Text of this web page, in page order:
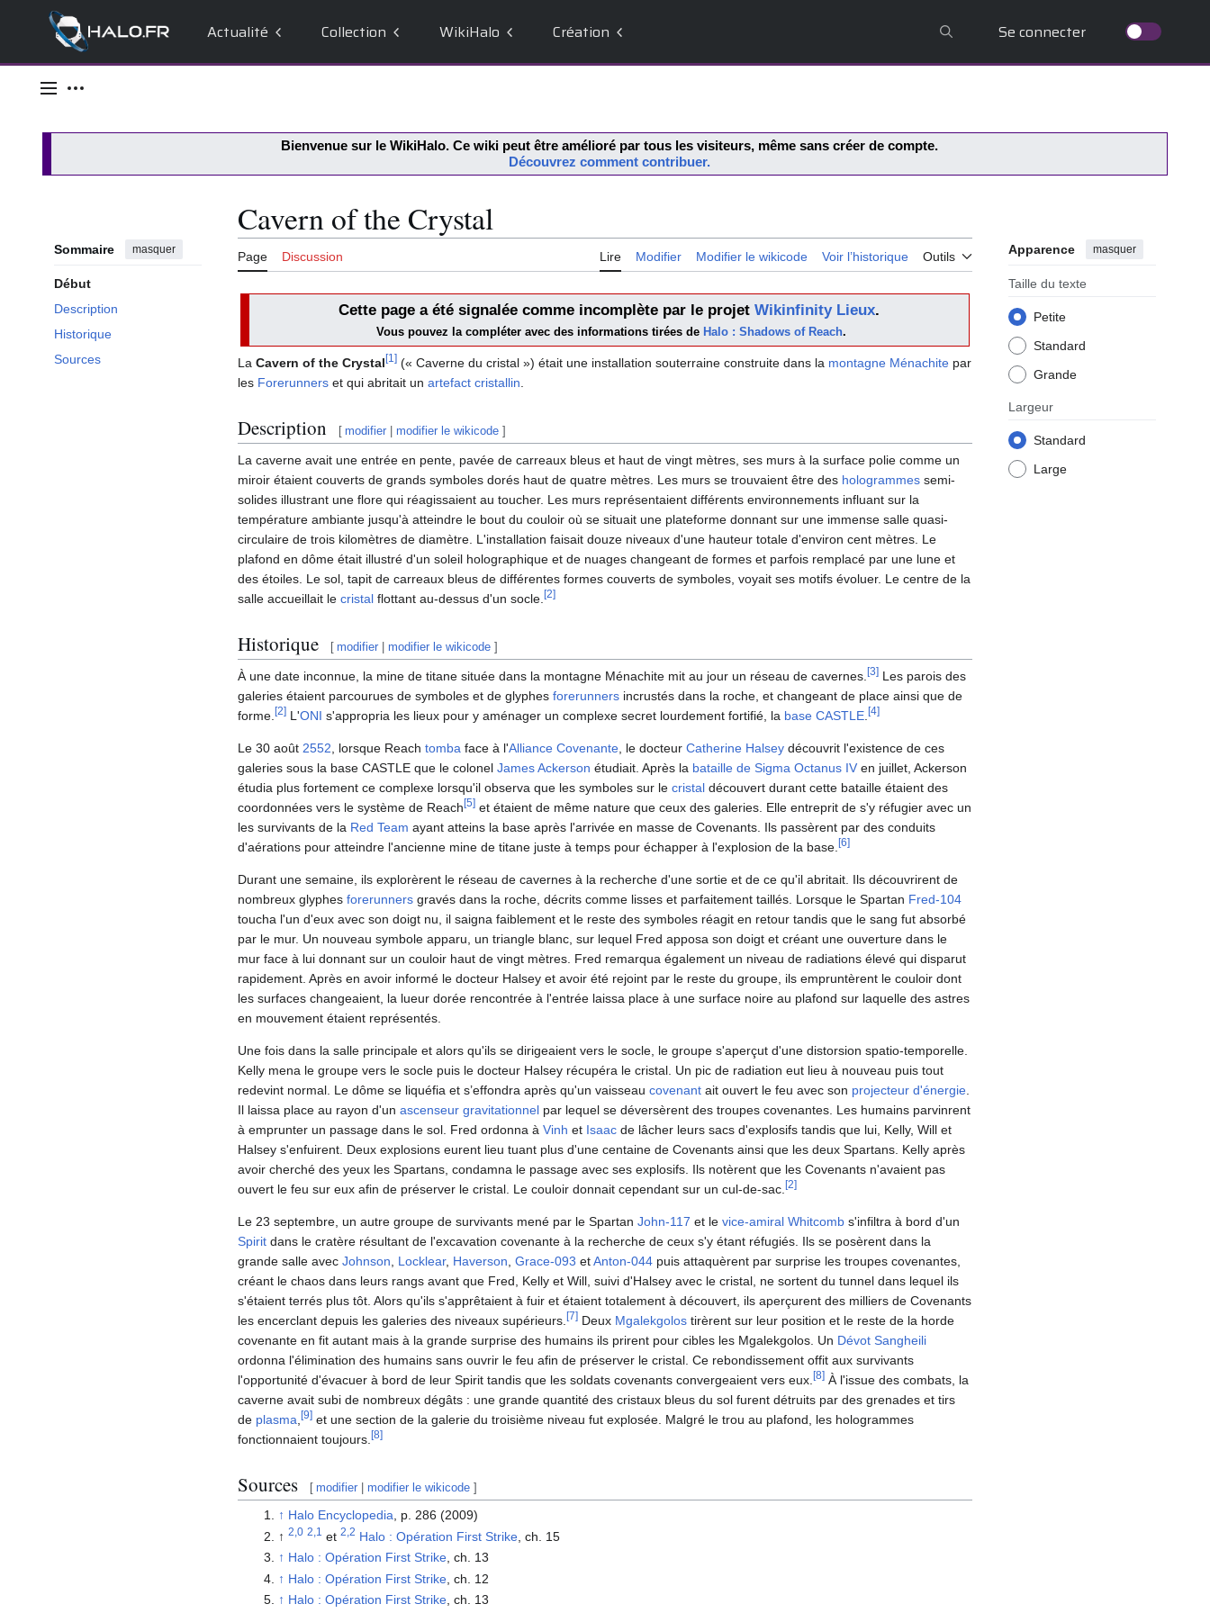
Actualité Collection WikiHalo Création Se connecter
Menu principal
Outils personnels
Bienvenue sur le WikiHalo. Ce wiki peut être amélioré par tous les visiteurs, même sans créer de compte.
Découvrez comment contribuer.
Sommaire masquer
Début
Description
Historique
Sources
Cavern of the Crystal
Page Discussion Lire Modifier Modifier le wikicode Voir l’historique Outils Apparence masquer
Taille du texte
Petite
Standard
Grande
Largeur
Standard
Large
Cette page a été signalée comme incomplète par le projet Wikinfinity Lieux.
Vous pouvez la compléter avec des informations tirées de Halo : Shadows of Reach.
La Cavern of the Crystal [1 ] (« Caverne du cristal ») était une installation souterraine construite dans la montagne Ménachite par
les Forerunners et qui abritait un artefact cristallin
Description [ modifier |modifier le wikicode ]
La caverne avait une entrée en pente, pavée de carreaux bleus et haut de vingt mètres, ses murs à la surface polie comme un
miroir étaient couverts de grands symboles dorés haut de quatre mètres. Les murs se trouvaient être des hologrammes semi-
solides illustrant une flore qui réagissaient au toucher. Les murs représentaient différents environnements influant sur la
température ambiante jusqu'à atteindre le bout du couloir où se situait une plateforme donnant sur une immense salle quasi-
circulaire de trois kilomètres de diamètre. L'installation faisait douze niveaux d'une hauteur totale d'environ cent mètres. Le
plafond en dôme était illustré d'un soleil holographique et de nuages changeant de formes et parfois remplacé par une lune et
des étoiles. Le sol, tapit de carreaux bleus de différentes formes couverts de symboles, voyait ses motifs évoluer. Le centre de la
salle accueillait le cristal flottant au-dessus d'un socle. [2]
Historique [ modifier |modifier le wikicode ]
À une date inconnue, la mine de titane située dans la montagne Ménachite mit au jour un réseau de cavernes. [3] Les parois des
galeries étaient parcourues de symboles et de glyphes forerunners incrustés dans la roche, et changeant de place ainsi que de
forme. [2] L'ONI s'appropria les lieux pour y aménager un complexe secret lourdement fortifié, la base CASTLE [4]
Le 30 août 2552 , lorsque Reach tomba face à l'Alliance Covenante , le docteur Catherine Halsey découvrit l'existence de ces
galeries sous la base CASTLE que le colonel James Ackerson étudiait. Après la bataille de Sigma Octanus IV en juillet, Ackerson
étudia plus fortement ce complexe lorsqu'il observa que les symboles sur le cristal découvert durant cette bataille étaient des
coordonnées vers le système de Reach [5] et étaient de même nature que ceux des galeries. Elle entreprit de s'y réfugier avec un
les survivants de la Red Team ayant atteins la base après l'arrivée en masse de Covenants. Ils passèrent par des conduits
d'aérations pour atteindre l'ancienne mine de titane juste à temps pour échapper à l'explosion de la base. [6]
Durant une semaine, ils explorèrent le réseau de cavernes à la recherche d'une sortie et de ce qu'il abritait. Ils découvrirent de
nombreux glyphes forerunners gravés dans la roche, décrits comme lisses et parfaitement taillés. Lorsque le Spartan Fred-104
toucha l'un d'eux avec son doigt nu, il saigna faiblement et le reste des symboles réagit en retour tandis que le sang fut absorbé
par le mur. Un nouveau symbole apparu, un triangle blanc, sur lequel Fred apposa son doigt et créant une ouverture dans le
mur face à lui donnant sur un couloir haut de vingt mètres. Fred remarqua également un niveau de radiations élevé qui disparut
rapidement. Après en avoir informé le docteur Halsey et avoir été rejoint par le reste du groupe, ils empruntèrent le couloir dont
les surfaces changeaient, la lueur dorée rencontrée à l'entrée laissa place à une surface noire au plafond sur laquelle des astres
en mouvement étaient représentés.
Une fois dans la salle principale et alors qu'ils se dirigeaient vers le socle, le groupe s'aperçut d'une distorsion spatio-temporelle.
Kelly mena le groupe vers le socle puis le docteur Halsey récupéra le cristal. Un pic de radiation eut lieu à nouveau puis tout
redevint normal. Le dôme se liquéfia et s’effondra après qu'un vaisseau covenant ait ouvert le feu avec son projecteur d'énergie
Il laissa place au rayon d'un ascenseur gravitationnel par lequel se déversèrent des troupes covenantes. Les humains parvinrent
à emprunter un passage dans le sol. Fred ordonna à Vinh et Isaac de lâcher leurs sacs d'explosifs tandis que lui, Kelly, Will et
Halsey s'enfuirent. Deux explosions eurent lieu tuant plus d'une centaine de Covenants ainsi que les deux Spartans. Kelly après
avoir cherché des yeux les Spartans, condamna le passage avec ses explosifs. Ils notèrent que les Covenants n'avaient pas
ouvert le feu sur eux afin de préserver le cristal. Le couloir donnait cependant sur un cul-de-sac. [2]
Le 23 septembre, un autre groupe de survivants mené par le Spartan John-117 et le vice-amiral Whitcomb s'infiltra à bord d'un
Spirit dans le cratère résultant de l'excavation covenante à la recherche de ceux s'y étant réfugiés. Ils se posèrent dans la
grande salle avec Johnson Locklear, Haverson Grace-093 etAnton-044 puis attaquèrent par surprise les troupes covenantes,
créant le chaos dans leurs rangs avant que Fred, Kelly et Will, suivi d'Halsey avec le cristal, ne sortent du tunnel dans lequel ils
s'étaient terrés plus tôt. Alors qu'ils s'apprêtaient à fuir et étaient totalement à découvert, ils aperçurent des milliers de Covenants
les encerclant depuis les galeries des niveaux supérieurs. [7] Deux Mgalekgolos tirèrent sur leur position et le reste de la horde
covenante en fit autant mais à la grande surprise des humains ils prirent pour cibles les Mgalekgolos. Un Dévot Sangheili
ordonna l'élimination des humains sans ouvrir le feu afin de préserver le cristal. Ce rebondissement offit aux survivants
l'opportunité d'évacuer à bord de leur Spirit tandis que les soldats covenants convergeaient vers eux. [8] À l'issue des combats, la
caverne avait subi de nombreux dégâts : une grande quantité des cristaux bleus du sol furent détruits par des grenades et tirs
de plasma [9] et une section de la galerie du troisième niveau fut explosée. Malgré le trou au plafond, les hologrammes
fonctionnaient toujours. [8]
Sources [ modifier |modifier le wikicode ]
↑ Halo Encyclopedia, p. 286 (2009)
↑ 2,0 2,1 et 2,2 Halo : Opération First Strike, ch. 15
↑ Halo : Opération First Strike, ch. 13
↑ Halo : Opération First Strike, ch. 12
↑ Halo : Opération First Strike, ch. 13